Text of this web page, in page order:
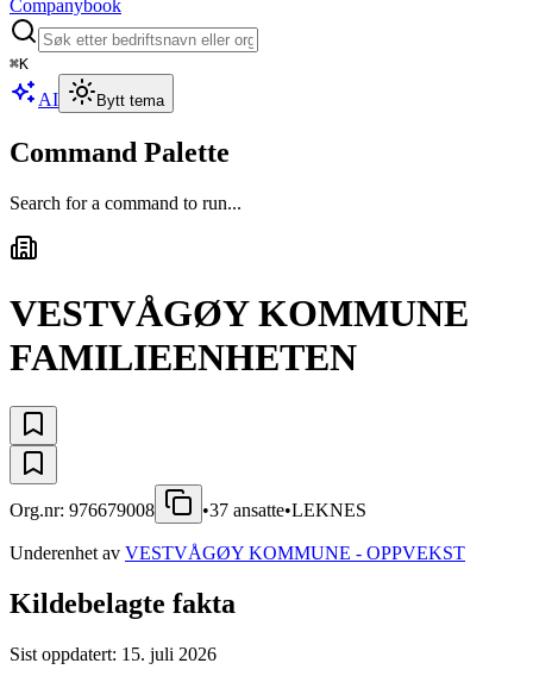
Companybook
⌘K
AI Bytt tema
Command Palette
Search for a command to run...
VESTVÅGØY KOMMUNE
FAMILIEENHETEN
Org.nr: 976679008 •37 ansatte•LEKNES
Underenhet av VESTVÅGØY KOMMUNE - OPPVEKST
Kildebelagte fakta
Sist oppdatert: 15. juli 2026